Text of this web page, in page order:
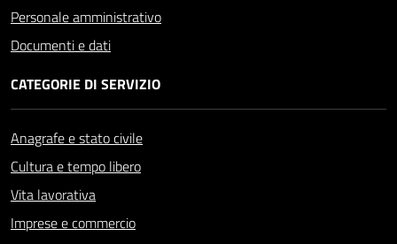
Personale amministrativo
Documenti e dati
CATEGORIE DI SERVIZIO
Anagrafe e stato civile
Cultura e tempo libero
Vita lavorativa
Imprese e commercio